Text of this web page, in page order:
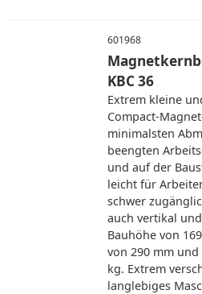
601968
KBC 36
Extrem kleine
Compact-
minimalsten
beengten
und auf der
leicht für
schwer
auch vertikal
Bauhöhe von
von 290 mm
kg. Extrem
langlebiges